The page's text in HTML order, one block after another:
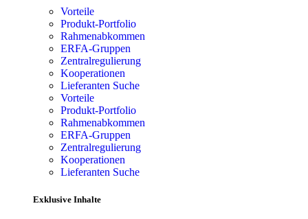
Vorteile
Produkt-Portfolio
Rahmenabkommen
ERFA-Gruppen
Zentralregulierung
Kooperationen
Lieferanten Suche
Vorteile
Produkt-Portfolio
Rahmenabkommen
ERFA-Gruppen
Zentralregulierung
Kooperationen
Lieferanten Suche
Exklusive Inhalte